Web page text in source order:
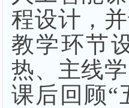
程设计，
教学环节
热、主线
课后回顾“